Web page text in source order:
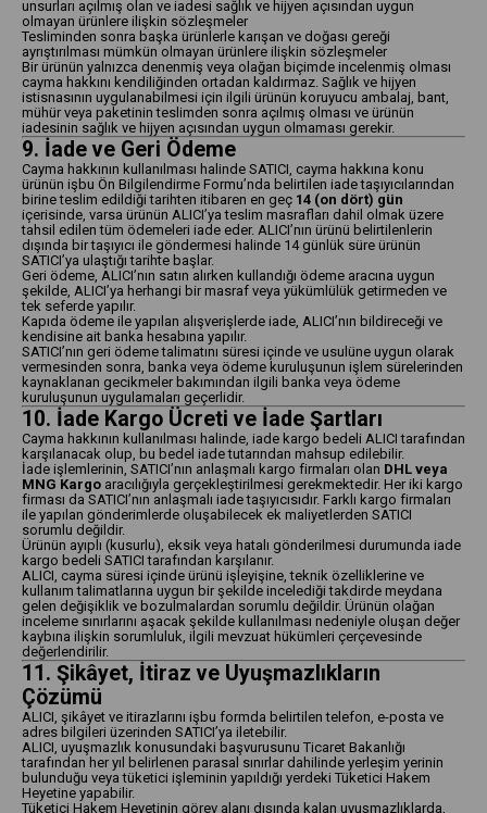
unsurları açılmış olan ve iadesi sağlık ve hijyen açısından uygun
olmayan ürünlere ilişkin sözleşmeler
Tesliminden sonra başka ürünlerle karışan ve doğası gereği
ayrıştırılması mümkün olmayan ürünlere ilişkin sözleşmeler
Bir ürünün yalnızca denenmiş veya olağan biçimde incelenmiş olması
cayma hakkını kendiliğinden ortadan kaldırmaz. Sağlık ve hijyen
istisnasının uygulanabilmesi için ilgili ürünün koruyucu ambalaj, bant,
mühür veya paketinin teslimden sonra açılmış olması ve ürünün
iadesinin sağlık ve hijyen açısından uygun olmaması gerekir.
9. İade ve Geri Ödeme
Cayma hakkının kullanılması halinde SATICI, cayma hakkına konu
ürünün işbu Ön Bilgilendirme Formu’nda belirtilen iade taşıyıcılarından
birine teslim edildiği tarihten itibaren en geç 14 (on dört) gün
içerisinde, varsa ürünün ALICI’ya teslim masrafları dahil olmak üzere
tahsil edilen tüm ödemeleri iade eder. ALICI’nın ürünü belirtilenlerin
dışında bir taşıyıcı ile göndermesi halinde 14 günlük süre ürünün
SATICI’ya ulaştığı tarihte başlar.
Geri ödeme, ALICI’nın satın alırken kullandığı ödeme aracına uygun
şekilde, ALICI’ya herhangi bir masraf veya yükümlülük getirmeden ve
tek seferde yapılır.
Kapıda ödeme ile yapılan alışverişlerde iade, ALICI’nın bildireceği ve
kendisine ait banka hesabına yapılır.
SATICI’nın geri ödeme talimatını süresi içinde ve usulüne uygun olarak
vermesinden sonra, banka veya ödeme kuruluşunun işlem sürelerinden
kaynaklanan gecikmeler bakımından ilgili banka veya ödeme
kuruluşunun uygulamaları geçerlidir.
10. İade Kargo Ücreti ve İade Şartları
Cayma hakkının kullanılması halinde, iade kargo bedeli ALICI tarafından
karşılanacak olup, bu bedel iade tutarından mahsup edilebilir.
İade işlemlerinin, SATICI’nın anlaşmalı kargo firmaları olan DHL veya
MNG Kargo aracılığıyla gerçekleştirilmesi gerekmektedir. Her iki kargo
firması da SATICI’nın anlaşmalı iade taşıyıcısıdır. Farklı kargo firmaları
ile yapılan gönderimlerde oluşabilecek ek maliyetlerden SATICI
sorumlu değildir.
Ürünün ayıplı (kusurlu), eksik veya hatalı gönderilmesi durumunda iade
kargo bedeli SATICI tarafından karşılanır.
ALICI, cayma süresi içinde ürünü işleyişine, teknik özelliklerine ve
kullanım talimatlarına uygun bir şekilde incelediği takdirde meydana
gelen değişiklik ve bozulmalardan sorumlu değildir. Ürünün olağan
inceleme sınırlarını aşacak şekilde kullanılması nedeniyle oluşan değer
kaybına ilişkin sorumluluk, ilgili mevzuat hükümleri çerçevesinde
değerlendirilir.
11. Şikâyet, İtiraz ve Uyuşmazlıkların
Çözümü
ALICI, şikâyet ve itirazlarını işbu formda belirtilen telefon, e-posta ve
adres bilgileri üzerinden SATICI’ya iletebilir.
ALICI, uyuşmazlık konusundaki başvurusunu Ticaret Bakanlığı
tarafından her yıl belirlenen parasal sınırlar dahilinde yerleşim yerinin
bulunduğu veya tüketici işleminin yapıldığı yerdeki Tüketici Hakem
Heyetine yapabilir.
Tüketici Hakem Heyetinin görev alanı dışında kalan uyuşmazlıklarda,